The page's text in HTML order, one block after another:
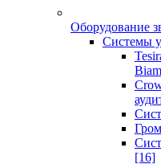
Оборудование
Системы
[16]